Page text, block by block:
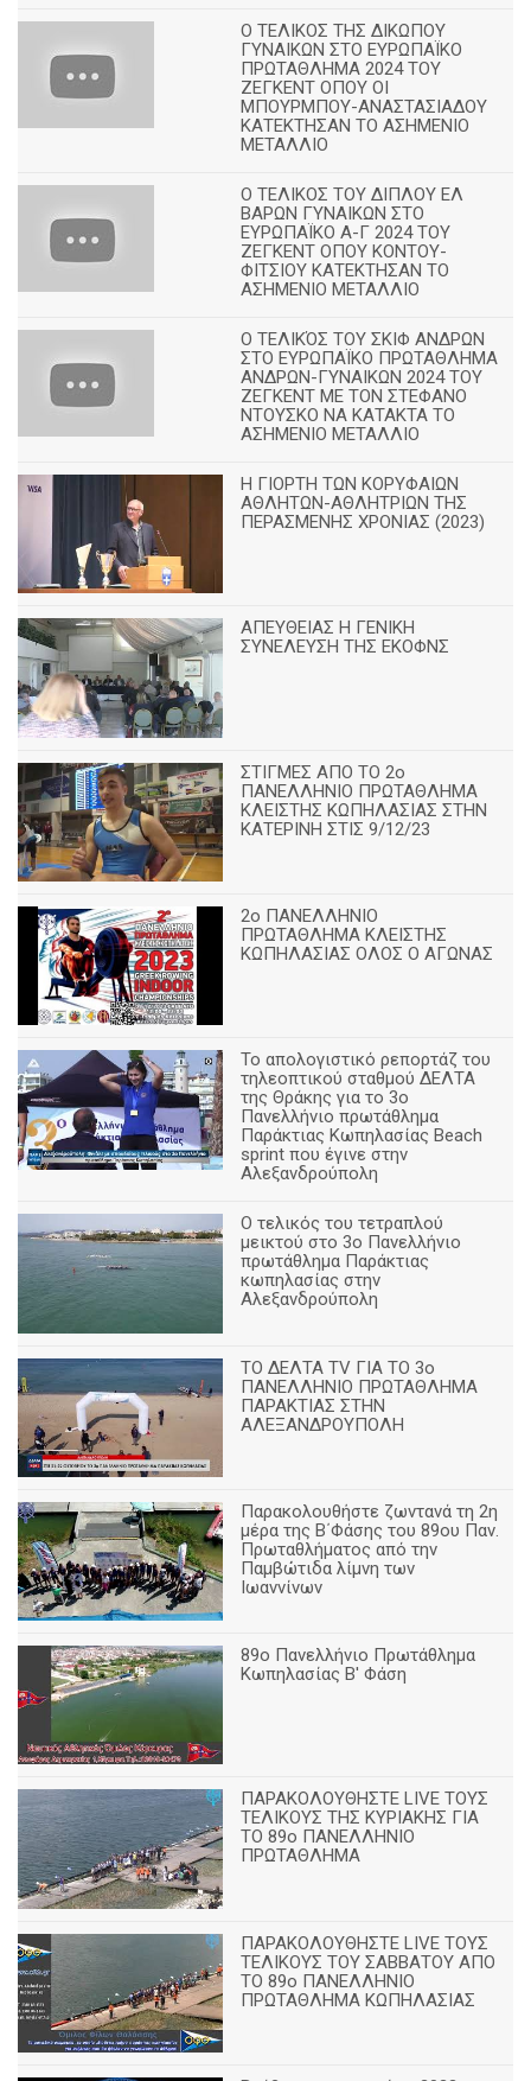
Ο ΤΕΛΙΚΟΣ ΤΗΣ ΔΙΚΩΠΟΥ
ΓΥΝΑΙΚΩΝ ΣΤΟ ΕΥΡΩΠΑΪΚΟ
ΠΡΩΤΑΘΛΗΜΑ 2024 ΤΟΥ
ΖΕΓΚΕΝΤ ΟΠΟΥ ΟΙ
ΜΠΟΥΡΜΠΟΥ-ΑΝΑΣΤΑΣΙΑΔΟΥ
ΚΑΤΕΚΤΗΣΑΝ ΤΟ ΑΣΗΜΕΝΙΟ
ΜΕΤΑΛΛΙΟ
Ο ΤΕΛΙΚΟΣ ΤΟΥ ΔΙΠΛΟΥ ΕΛ
ΒΑΡΩΝ ΓΥΝΑΙΚΩΝ ΣΤΟ
ΕΥΡΩΠΑΪΚΟ Α-Γ 2024 ΤΟΥ
ΖΕΓΚΕΝΤ ΟΠΟΥ ΚΟΝΤΟΥ-
ΦΙΤΣΙΟΥ ΚΑΤΕΚΤΗΣΑΝ ΤΟ
ΑΣΗΜΕΝΙΟ ΜΕΤΑΛΛΙΟ
Ο ΤΕΛΙΚΌΣ ΤΟΥ ΣΚΙΦ ΑΝΔΡΩΝ
ΣΤΟ ΕΥΡΩΠΑΪΚΟ ΠΡΩΤΑΘΛΗΜΑ
ΑΝΔΡΩΝ-ΓΥΝΑΙΚΩΝ 2024 ΤΟΥ
ΖΕΓΚΕΝΤ ΜΕ ΤΟΝ ΣΤΕΦΑΝΟ
ΝΤΟΥΣΚΟ ΝΑ ΚΑΤΑΚΤΑ ΤΟ
ΑΣΗΜΕΝΙΟ ΜΕΤΑΛΛΙΟ
Η ΓΙΟΡΤΗ ΤΩΝ ΚΟΡΥΦΑΙΩΝ
ΑΘΛΗΤΩΝ-ΑΘΛΗΤΡΙΩΝ ΤΗΣ
ΠΕΡΑΣΜΕΝΗΣ ΧΡΟΝΙΑΣ (2023)
ΑΠΕΥΘΕΙΑΣ Η ΓΕΝΙΚΗ
ΣΥΝΕΛΕΥΣΗ ΤΗΣ ΕΚΟΦΝΣ
ΣΤΙΓΜΕΣ ΑΠΟ ΤΟ 2ο
ΠΑΝΕΛΛΗΝΙΟ ΠΡΩΤΑΘΛΗΜΑ
ΚΛΕΙΣΤΗΣ ΚΩΠΗΛΑΣΙΑΣ ΣΤΗΝ
ΚΑΤΕΡΙΝΗ ΣΤΙΣ 9/12/23
2ο ΠΑΝΕΛΛΗΝΙΟ
ΠΡΩΤΑΘΛΗΜΑ ΚΛΕΙΣΤΗΣ
ΚΩΠΗΛΑΣΙΑΣ ΟΛΟΣ Ο ΑΓΩΝΑΣ
Το απολογιστικό ρεπορτάζ του
τηλεοπτικού σταθμού ΔΕΛΤΑ
της Θράκης για το 3ο
Πανελλήνιο πρωτάθλημα
Παράκτιας Κωπηλασίας Beach
sprint που έγινε στην
Αλεξανδρούπολη
Ο τελικός του τετραπλού
μεικτού στο 3ο Πανελλήνιο
πρωτάθλημα Παράκτιας
κωπηλασίας στην
Αλεξανδρούπολη
ΤΟ ΔΕΛΤΑ ΤV ΓΙΑ ΤΟ 3ο
ΠΑΝΕΛΛΗΝΙΟ ΠΡΩΤΑΘΛΗΜΑ
ΠΑΡΑΚΤΙΑΣ ΣΤΗΝ
ΑΛΕΞΑΝΔΡΟΥΠΟΛΗ
Παρακολουθήστε ζωντανά τη 2η
μέρα της Β΄Φάσης του 89ου Παν.
Πρωταθλήματος από την
Παμβώτιδα λίμνη των
Ιωαννίνων
89o Πανελλήνιο Πρωτάθλημα
Κωπηλασίας Β' Φάση
ΠΑΡΑΚΟΛΟΥΘΗΣΤΕ LIVE ΤΟΥΣ
ΤΕΛΙΚΟΥΣ ΤΗΣ ΚΥΡΙΑΚΗΣ ΓΙΑ
ΤΟ 89ο ΠΑΝΕΛΛΗΝΙΟ
ΠΡΩΤΑΘΛΗΜΑ
ΠΑΡΑΚΟΛΟΥΘΗΣΤΕ LIVE ΤΟΥΣ
ΤΕΛΙΚΟΥΣ ΤΟΥ ΣΑΒΒΑΤΟΥ ΑΠΟ
TO 89o ΠΑΝΕΛΛΗΝΙΟ
ΠΡΩΤΑΘΛΗΜΑ ΚΩΠΗΛΑΣΙΑΣ